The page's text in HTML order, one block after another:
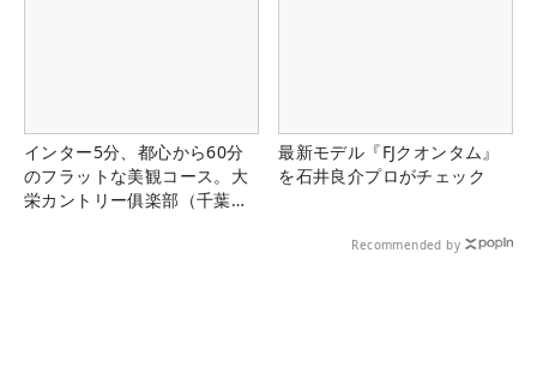
インター5分、都心から60分
のフラットな美観コース。大
栄カントリー俱楽部（千葉
最新モデル『FJクオンタム』
を石井良介プロがチェック
Recommended by